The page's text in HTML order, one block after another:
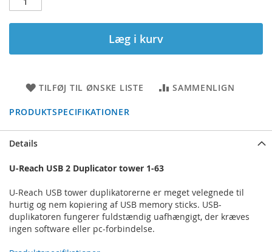
Læg i kurv
TILFØJ TIL ØNSKE LISTE SAMMENLIGN
PRODUKTSPECIFIKATIONER
Details
U-Reach USB 2 Duplicator tower 1-63
U-Reach USB tower duplikatorerne er meget velegnede til
hurtig og nem kopiering af USB memory sticks. USB-
duplikatoren fungerer fuldstændig uafhængigt, der kræves
ingen software eller pc-forbindelse.